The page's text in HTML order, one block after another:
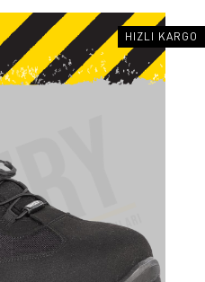
HIZLI KARGO